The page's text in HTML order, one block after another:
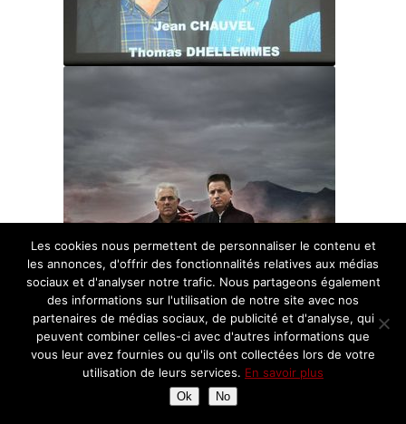
Les cookies nous permettent de personnaliser le contenu et
les annonces, d'offrir des fonctionnalités relatives aux médias
sociaux et d'analyser notre trafic. Nous partageons également
des informations sur l'utilisation de notre site avec nos
partenaires de médias sociaux, de publicité et d'analyse, qui
peuvent combiner celles-ci avec d'autres informations que
vous leur avez fournies ou qu'ils ont collectées lors de votre
utilisation de leurs services. En savoir plus
Ok No